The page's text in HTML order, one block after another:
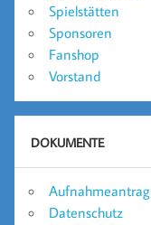
Spielstätten
Sponsoren
Fanshop
Vorstand
DOKUMENTE
Aufnahmeantrag
Datenschutz